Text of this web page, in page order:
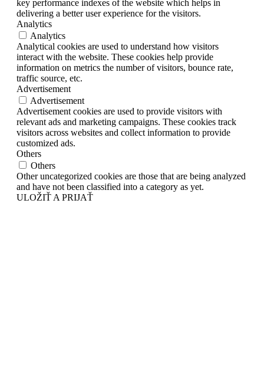
key performance indexes of the website which helps in
delivering a better user experience for the visitors.
Analytics
Analytics
Analytical cookies are used to understand how visitors
interact with the website. These cookies help provide
information on metrics the number of visitors, bounce rate,
traffic source, etc.
Advertisement
Advertisement
Advertisement cookies are used to provide visitors with
relevant ads and marketing campaigns. These cookies track
visitors across websites and collect information to provide
customized ads.
Others
Others
Other uncategorized cookies are those that are being analyzed
and have not been classified into a category as yet.
ULOŽIŤ A PRIJAŤ